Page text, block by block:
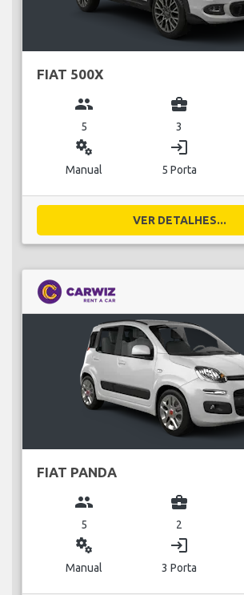
FIAT 500X
group
5
business_center
3
miscellaneous_services
Manual
login
5 Porta
VER DETALHES...
FIAT PANDA
group
5
business_center
2
miscellaneous_services
Manual
login
3 Porta